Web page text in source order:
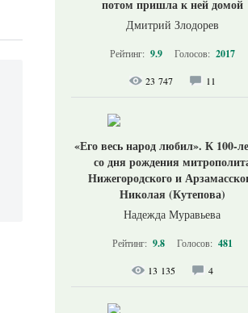
потом пришла к ней домой
Дмитрий Злодорев
Рейтинг: 9.9 Голосов: 2017
23 747 11
«Его весь народ любил». К 100-
со дня рождения
Нижегородского и
Николая (Кутепова)
Надежда Муравьева
Рейтинг: 9.8 Голосов: 481
13 135 4